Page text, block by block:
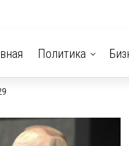
Политика